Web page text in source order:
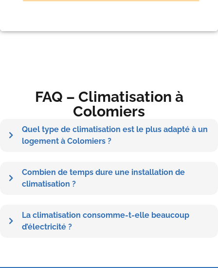
FAQ – Climatisation à
Colomiers
Quel type de climatisation est le plus adapté à un
logement à Colomiers ?
Combien de temps dure une installation de
climatisation ?
La climatisation consomme-t-elle beaucoup
d’électricité ?